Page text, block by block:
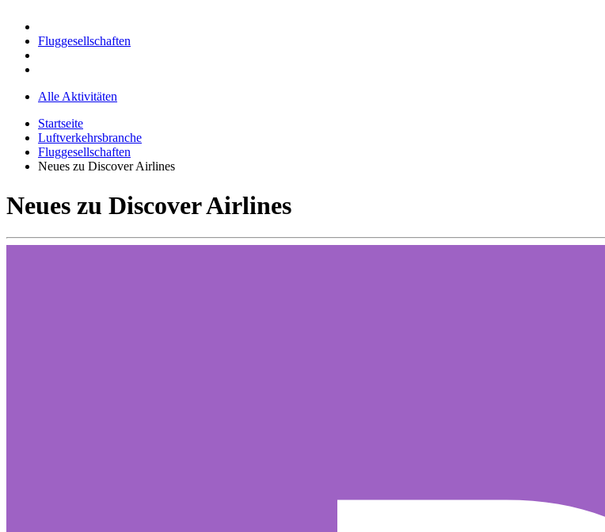
Fluggesellschaften
Alle Aktivitäten
Startseite
Luftverkehrsbranche
Fluggesellschaften
Neues zu Discover Airlines
Neues zu Discover Airlines